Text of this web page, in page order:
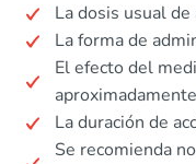
La dosis usual
La forma de
El efecto del
La duración de
Se recomienda